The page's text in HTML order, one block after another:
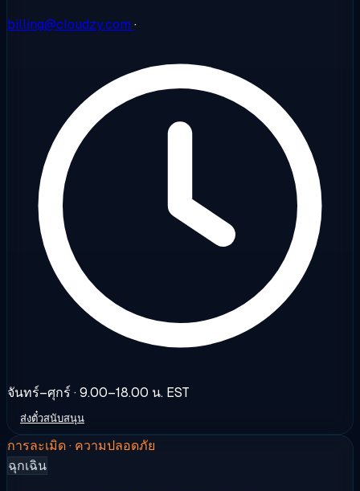
billing@cloudzy.com ·
จันทร์–ศุกร์ · 9.00–18.00 น. EST
ส่งตั๋วสนับสนุน
การละเมิด · ความปลอดภัย
ฉุกเฉิน